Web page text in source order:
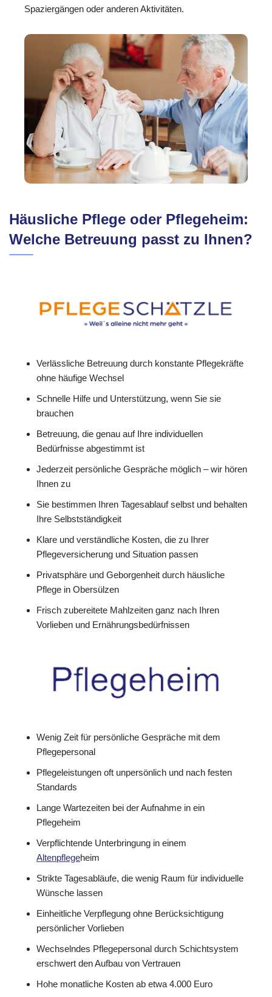
Spaziergängen oder anderen Aktivitäten.
Häusliche Pflege oder Pflegeheim:
Welche Betreuung passt zu Ihnen?
Verlässliche Betreuung durch konstante Pflegekräfte
ohne häufige Wechsel
Schnelle Hilfe und Unterstützung, wenn Sie sie
brauchen
Betreuung, die genau auf Ihre individuellen
Bedürfnisse abgestimmt ist
Jederzeit persönliche Gespräche möglich – wir hören
Ihnen zu
Sie bestimmen Ihren Tagesablauf selbst und behalten
Ihre Selbstständigkeit
Klare und verständliche Kosten, die zu Ihrer
Pflegeversicherung und Situation passen
Privatsphäre und Geborgenheit durch häusliche
Pflege in Obersülzen
Frisch zubereitete Mahlzeiten ganz nach Ihren
Vorlieben und Ernährungsbedürfnissen
Wenig Zeit für persönliche Gespräche mit dem
Pflegepersonal
Pflegeleistungen oft unpersönlich und nach festen
Standards
Lange Wartezeiten bei der Aufnahme in ein
Pflegeheim
Verpflichtende Unterbringung in einem
Altenpflegeheim
Strikte Tagesabläufe, die wenig Raum für individuelle
Wünsche lassen
Einheitliche Verpflegung ohne Berücksichtigung
persönlicher Vorlieben
Wechselndes Pflegepersonal durch Schichtsystem
erschwert den Aufbau von Vertrauen
Hohe monatliche Kosten ab etwa 4.000 Euro